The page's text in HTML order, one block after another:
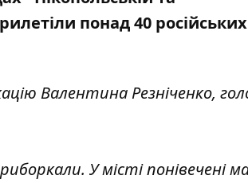
понад 40 російських
Валентина Резніченко,
У місті понівечені